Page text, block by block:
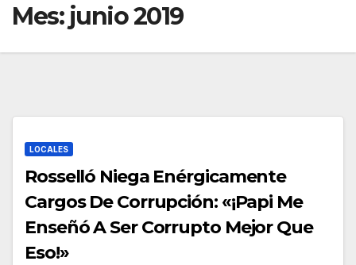
Mes: junio 2019
LOCALES
Rosselló Niega Enérgicamente
Cargos De Corrupción: «¡Papi Me
Enseñó A Ser Corrupto Mejor Que
Eso!»